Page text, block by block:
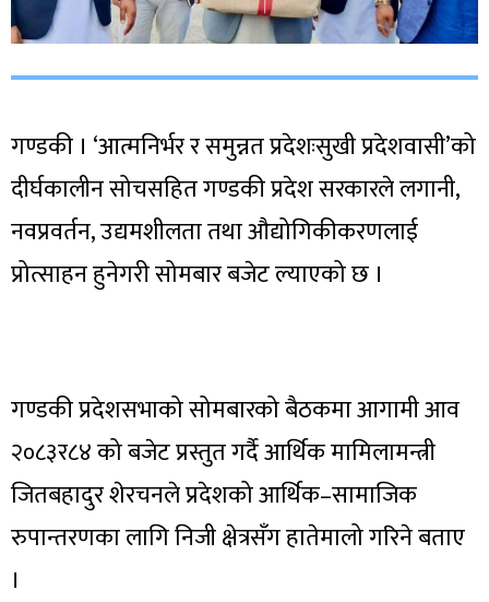
गण्डकी । ‘आत्मनिर्भर र समुन्नत प्रदेशःसुखी प्रदेशवासी’को
दीर्घकालीन सोचसहित गण्डकी प्रदेश सरकारले लगानी,
नवप्रवर्तन, उद्यमशीलता तथा औद्योगिकीकरणलाई
प्रोत्साहन हुनेगरी सोमबार बजेट ल्याएको छ ।
गण्डकी प्रदेशसभाको सोमबारको बैठकमा आगामी आव
२०८३र८४ को बजेट प्रस्तुत गर्दै आर्थिक मामिलामन्त्री
जितबहादुर शेरचनले प्रदेशको आर्थिक–सामाजिक
रुपान्तरणका लागि निजी क्षेत्रसँग हातेमालो गरिने बताए
।